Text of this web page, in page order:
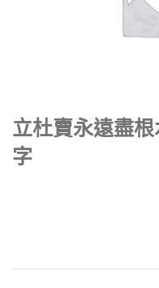
立杜賣永遠盡
字